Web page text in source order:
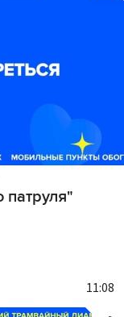
патруля"
11:08